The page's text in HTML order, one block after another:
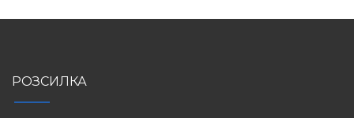
РОЗСИЛКА